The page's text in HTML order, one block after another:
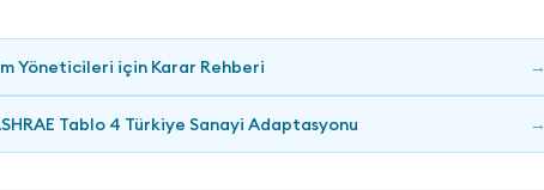
Yöneticileri için Karar Rehberi →
Tablo 4 Türkiye Sanayi Adaptasyonu →